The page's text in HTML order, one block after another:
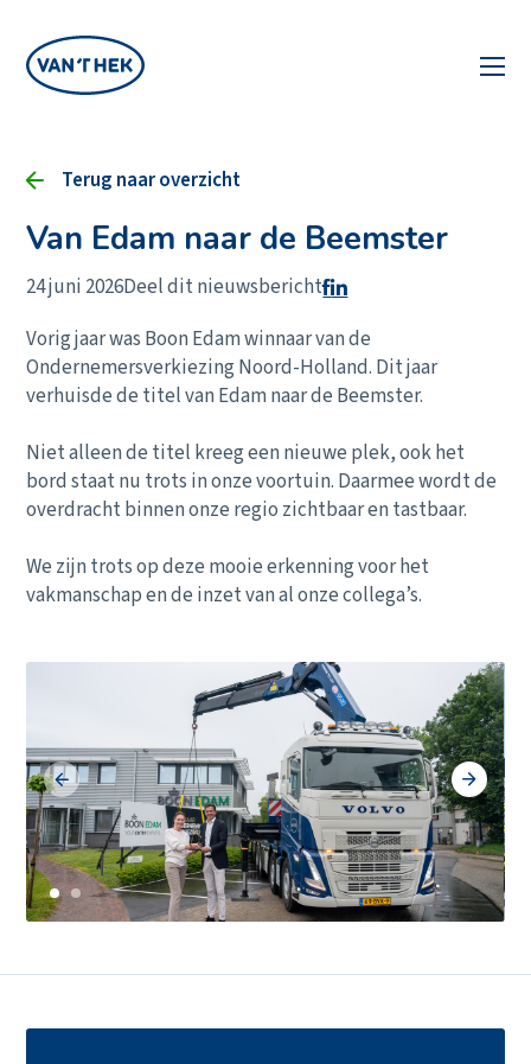
Terug naar overzicht
Van Edam naar de Beemster
24 juni 2026Deel dit nieuwsbericht
Vorig jaar was Boon Edam winnaar van de
Ondernemersverkiezing Noord-Holland. Dit jaar
verhuisde de titel van Edam naar de Beemster.
Niet alleen de titel kreeg een nieuwe plek, ook het
bord staat nu trots in onze voortuin. Daarmee wordt de
overdracht binnen onze regio zichtbaar en tastbaar.
We zijn trots op deze mooie erkenning voor het
vakmanschap en de inzet van al onze collega’s.